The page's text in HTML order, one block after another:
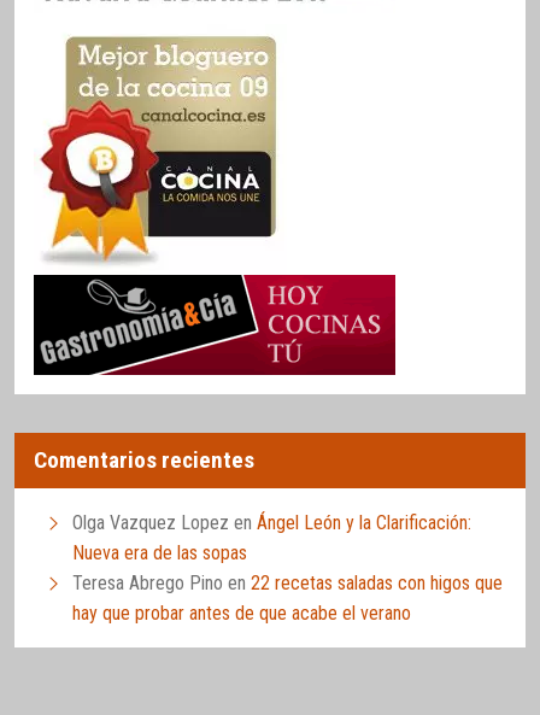
Comentarios recientes
Olga Vazquez Lopez en Ángel León y la Clarificación:
Nueva era de las sopas
Teresa Abrego Pino en 22 recetas saladas con higos que
hay que probar antes de que acabe el verano